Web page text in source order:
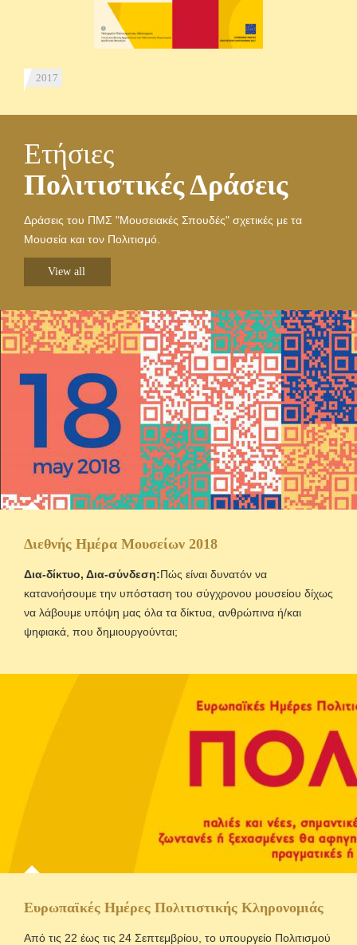
2017
Ετήσιες
Πολιτιστικές Δράσεις
Δράσεις του ΠΜΣ "Μουσειακές Σπουδές" σχετικές με τα
Μουσεία και τον Πολιτισμό.
View all
Διεθνής Ημέρα Μουσείων 2018
Δια-δίκτυο, Δια-σύνδεση:Πώς είναι δυνατόν να
κατανοήσουμε την υπόσταση του σύγχρονου μουσείου δίχως
να λάβουμε υπόψη μας όλα τα δίκτυα, ανθρώπινα ή/και
ψηφιακά, που δημιουργούνται;
Ευρωπαϊκές Ημέρες Πολιτιστικής Κληρονομιάς
Από τις 22 έως τις 24 Σεπτεμβρίου, το υπουργείο Πολιτισμού